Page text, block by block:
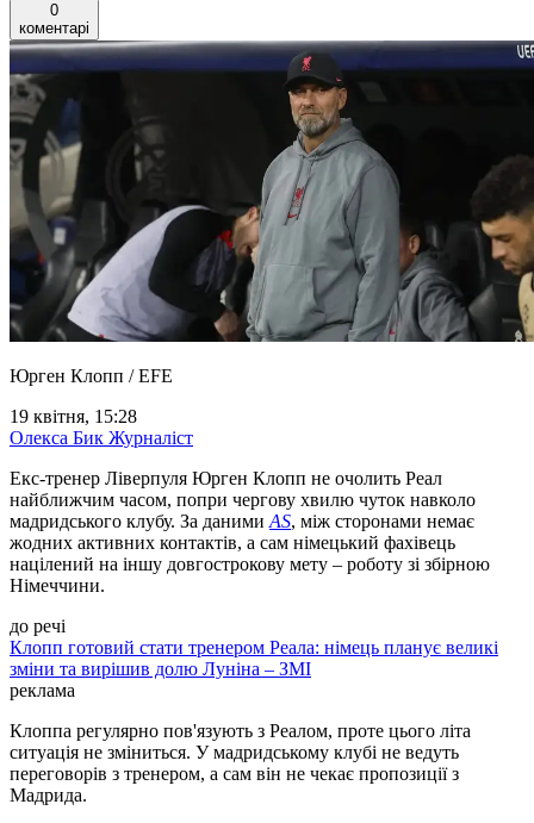
0
коментарі
Юрген Клопп / EFE
19 квітня, 15:28
Олекса Бик Журналіст
Екс-тренер Ліверпуля Юрген Клопп не очолить Реал
найближчим часом, попри чергову хвилю чуток навколо
мадридського клубу. За даними AS, між сторонами немає
жодних активних контактів, а сам німецький фахівець
націлений на іншу довгострокову мету – роботу зі збірною
Німеччини.
до речі
Клопп готовий стати тренером Реала: німець планує великі
зміни та вирішив долю Луніна – ЗМІ
реклама
Клоппа регулярно пов'язують з Реалом, проте цього літа
ситуація не зміниться. У мадридському клубі не ведуть
переговорів з тренером, а сам він не чекає пропозиції з
Мадрида.